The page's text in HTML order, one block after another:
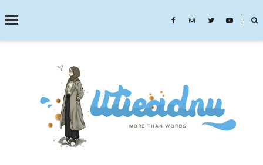
˟
SEARCH THIS BLOG